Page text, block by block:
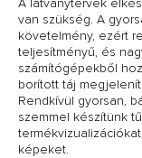
van szükség. A
követelmény, ezért
teljesítményű, és
számítógépekből
borított táj
Rendkívül gyorsan,
szemmel készítünk
képeket.